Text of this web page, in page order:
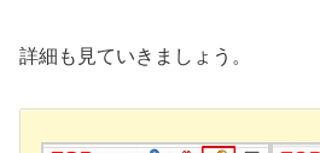
詳細も見ていきましょう。